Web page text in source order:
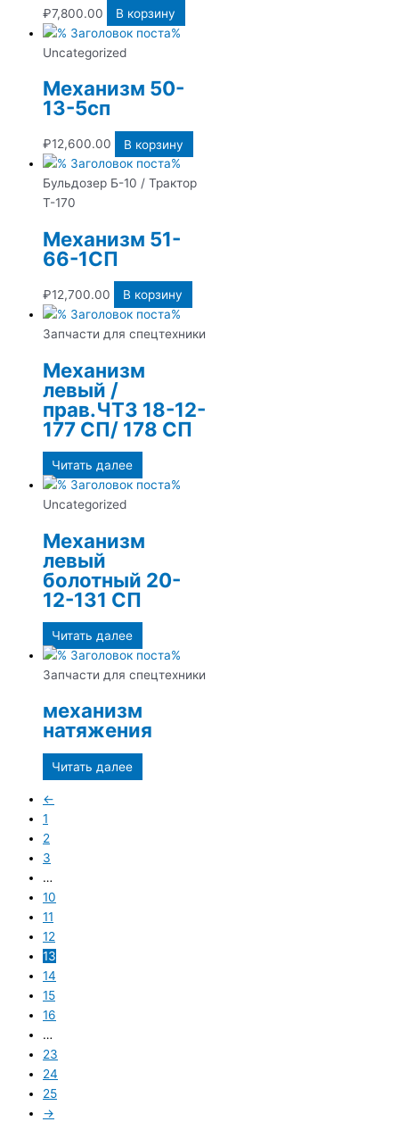
₽7,800.00 В корзину
Uncategorized
Механизм 50-
13-5сп
₽12,600.00 В корзину
Бульдозер Б-10 / Трактор
Т-170
Механизм 51-
66-1СП
₽12,700.00 В корзину
Запчасти для спецтехники
Механизм
левый /
прав.ЧТЗ 18-12-
177 СП/ 178 СП
Читать далее
Uncategorized
Механизм
левый
болотный 20-
12-131 СП
Читать далее
Запчасти для спецтехники
механизм
натяжения
Читать далее
←
1
2
3
…
10
11
12
13
14
15
16
…
23
24
25
→